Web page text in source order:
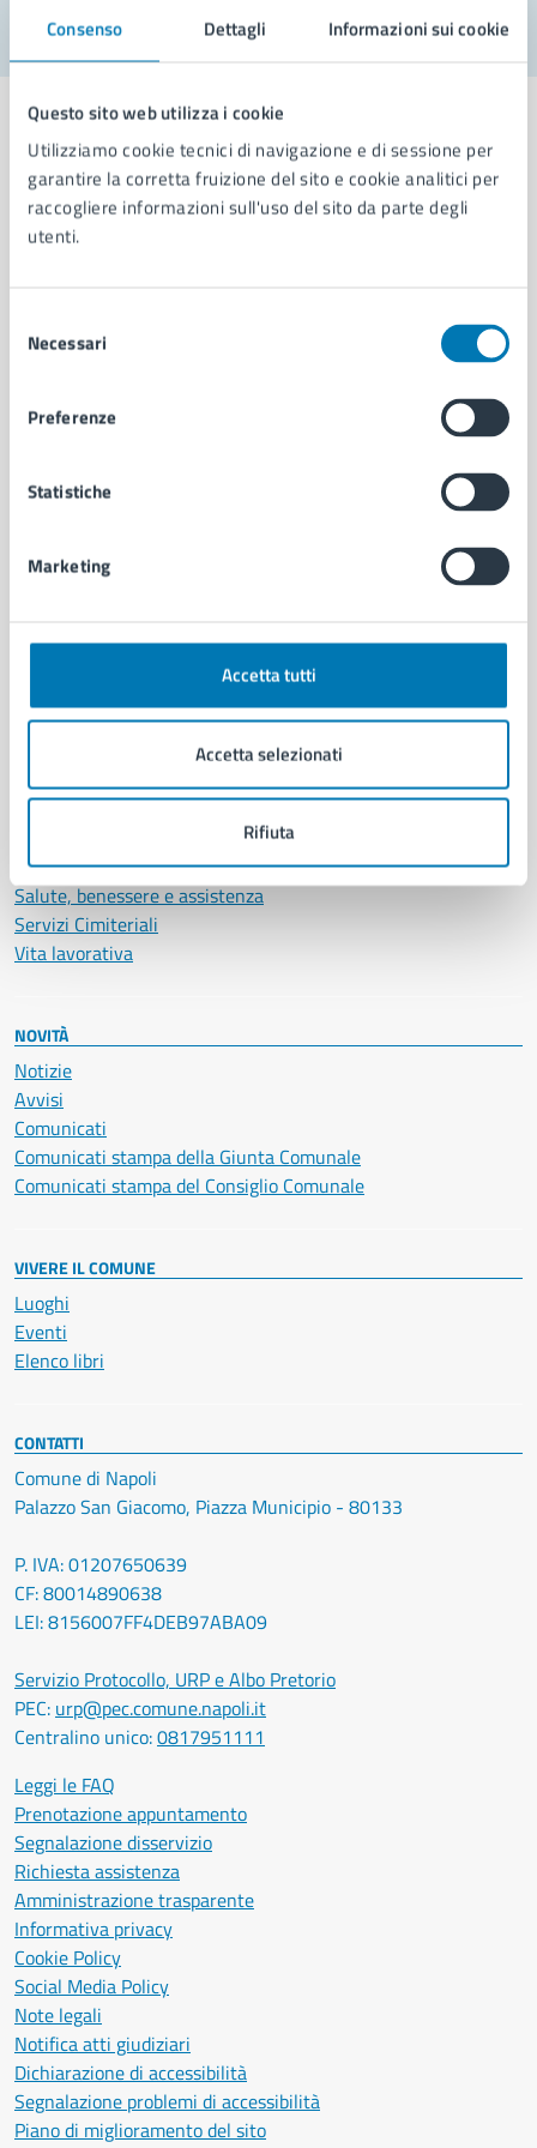
Consenso Dettagli Informazioni sui cookie
Questo sito web utilizza i cookie
Utilizziamo cookie tecnici di navigazione e di sessione per
garantire la corretta fruizione del sito e cookie analitici per
raccogliere informazioni sull'uso del sito da parte degli
utenti.
delNecessari
Preferenze
Statistiche
Marketing
Accetta tutti
Accetta selezionati
Rifiuta
Comune di Napoli
Organi di governo
Uffici
Enti e fondazioni
Personale amministrativo
Autorizzazioni
Cultura e tempo libero
Documenti e certificati
Educazione e formazione
Giustizia e sicurezza pubblica
Imprese e commercio
Salute, benessere e assistenza
Servizi Cimiteriali
Vita lavorativa
NOVITÀ
Notizie
Avvisi
Comunicati
Comunicati stampa della Giunta Comunale
Comunicati stampa del Consiglio Comunale
VIVERE IL COMUNE
Luoghi
Eventi
Elenco libri
CONTATTI
Comune di Napoli
Palazzo San Giacomo, Piazza Municipio - 80133
P. IVA: 01207650639
CF: 80014890638
LEI: 8156007FF4DEB97ABA09
Servizio Protocollo, URP e Albo Pretorio
PEC: urp@pec.comune.napoli.it
Centralino unico:0817951111
Leggi le FAQ
Prenotazione appuntamento
Segnalazione disservizio
Richiesta assistenza
Amministrazione trasparente
Informativa privacy
Cookie Policy
Social Media Policy
Note legali
Notifica atti giudiziari
Dichiarazione di accessibilità
Segnalazione problemi di accessibilità
Piano di miglioramento del sito